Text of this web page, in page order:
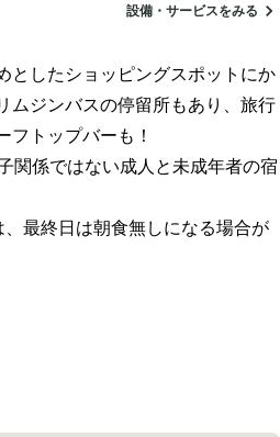
設備・サービスをみる
としたショッピングスポットにか
ムジンバスの停留所もあり、旅行
トップバーも！
係ではない成人と未成年者の宿
最終日は朝食無しになる場合が